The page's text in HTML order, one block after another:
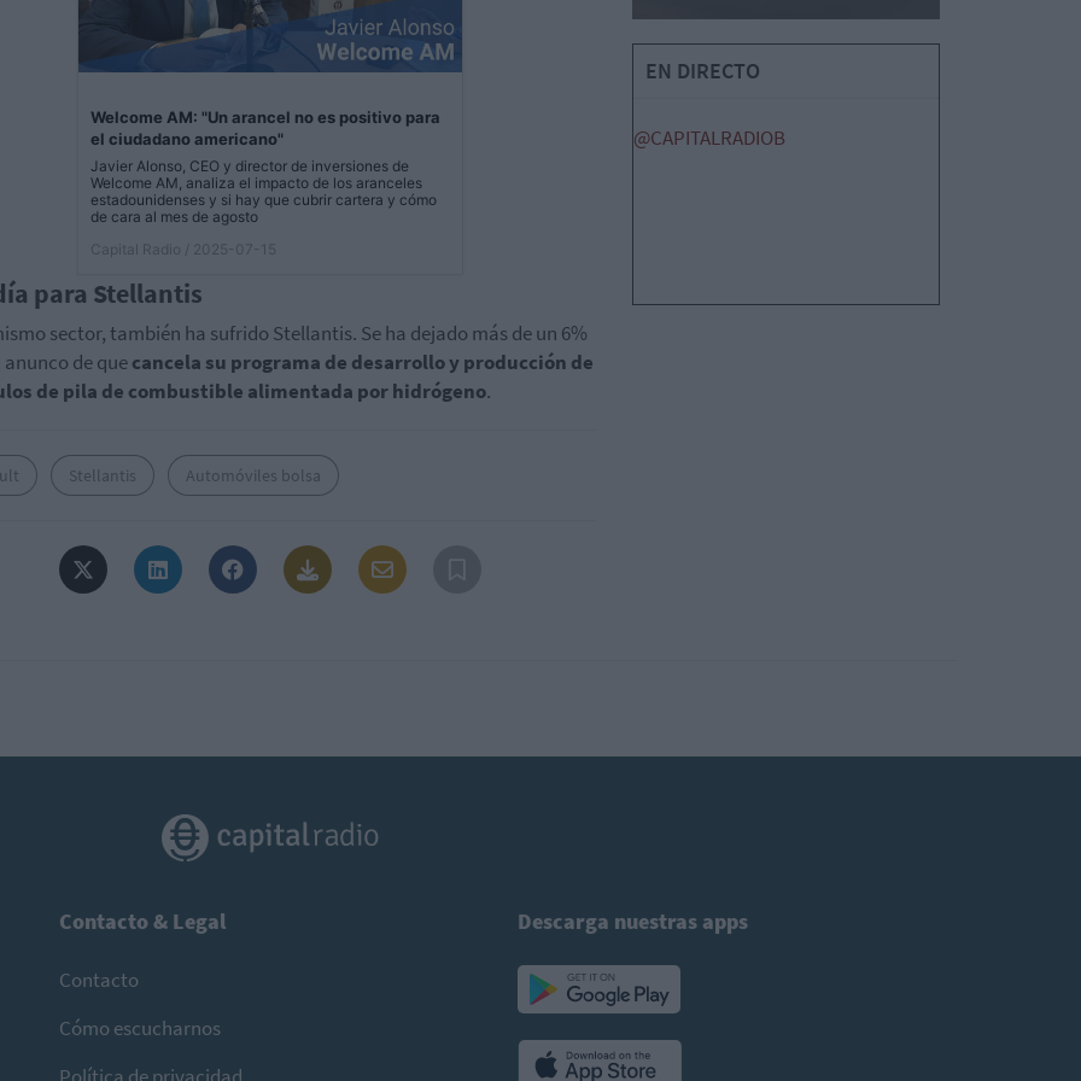
Welcome AM: "Un arancel no es positivo para
el ciudadano americano"
Javier Alonso, CEO y director de inversiones de
Welcome AM, analiza el impacto de los aranceles
estadounidenses y si hay que cubrir cartera y cómo
de cara al mes de agosto
Capital Radio
/ 2025-07-15
para Stellantis
sector, también ha sufrido Stellantis. Se ha dejado más de un 6%
de quecancela su programa de desarrollo y producción de
de pila de combustible alimentada por hidrógeno.
Stellantis Automóviles bolsa
EN DIRECTO
@CAPITALRADIOB
Contacto & Legal
Contacto
Cómo escucharnos
Descarga nuestras apps